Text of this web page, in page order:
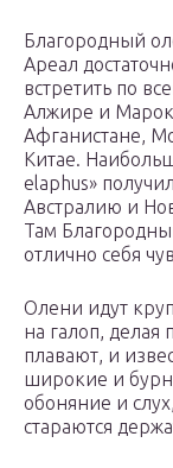
Благородный
Ареал
встретить по
Алжире и
Афганистане,
Китае.
elaphus»
Австралию и
Там
отлично себя
Олени идут
на галоп,
плавают, и
широкие и
обоняние и
стараются